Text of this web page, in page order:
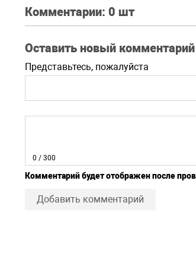
Комментарии: 0 шт
Оставить новый комментарий
Представьтесь, пожалуйста
0 / 300
Комментарий будет отображен после
Добавить комментарий